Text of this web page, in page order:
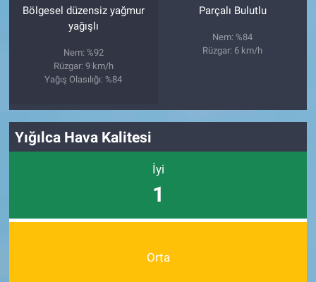
Bölgesel düzensiz yağmur
yağışlı
Nem: %92
Rüzgar: 9 km/h
Yağış Olasılığı: %84
Parçalı Bulutlu
Nem: %84
Rüzgar: 6 km/h
Yığılca Hava Kalitesi
İyi
1
Orta